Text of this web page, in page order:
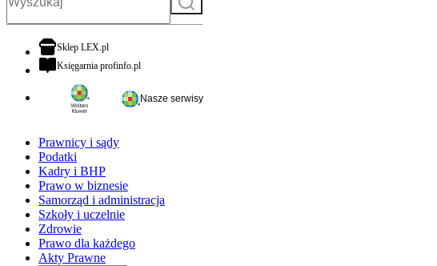
Sklep LEX.plotwiera się w nowej karcie
Księgarnia profinfo.plotwiera się w nowej karcie
Nasze serwisy
Prawnicy i sądy
Podatki
Kadry i BHP
Prawo w biznesie
Samorząd i administracja
Szkoły i uczelnie
Zdrowie
Prawo dla każdego
Akty Prawne